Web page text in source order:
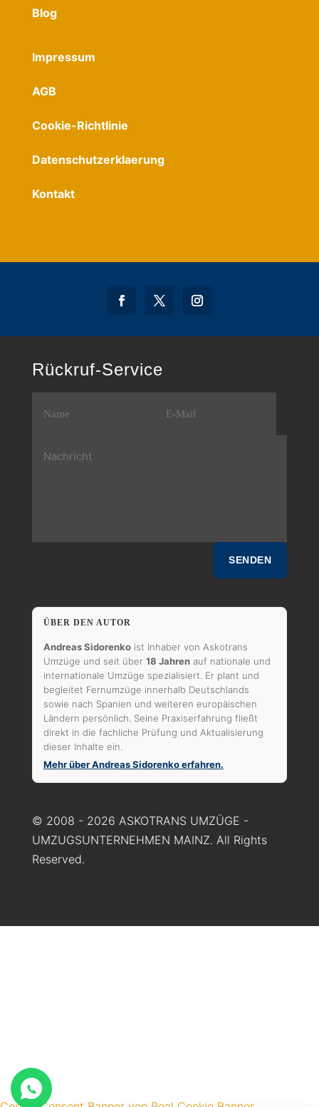
Blog
Impressum
AGB
Cookie-Richtlinie
Datenschutzerklaerung
Kontakt
Rückruf-Service
SENDEN
ÜBER DEN AUTOR
Andreas Sidorenkoist Inhaber von Askotrans
Umzüge und seit über 18 Jahrenauf nationale und
internationale Umzüge spezialisiert. Er plant und
begleitet Fernumzüge innerhalb Deutschlands
sowie nach Spanien und weiteren europäischen
Ländern persönlich. Seine Praxiserfahrung fließt
direkt in die fachliche Prüfung und Aktualisierung
dieser Inhalte ein.
Mehr über Andreas Sidorenko erfahren.
© 2008 - 2026 ASKOTRANS UMZÜGE -
UMZUGSUNTERNEHMEN MAINZ. All Rights
Reserved.